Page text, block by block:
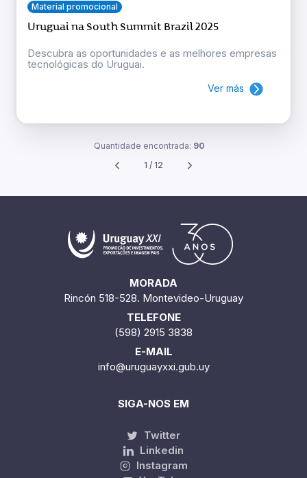
Material promocional
Uruguai na South Summit Brazil 2025
Descubra as oportunidades e as melhores empresas
tecnológicas do Uruguai.
Ver más
Quantidade encontrada: 90
1 / 12
MORADA
Rincón 518-528. Montevideo-Uruguay
TELEFONE
(598) 2915 3838
E-MAIL
info@uruguayxxi.gub.uy
SIGA-NOS EM
Twitter
Linkedin
Instagram